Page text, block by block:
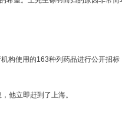
构使用的163种列药品进行公开招标
他立即赶到了上海。